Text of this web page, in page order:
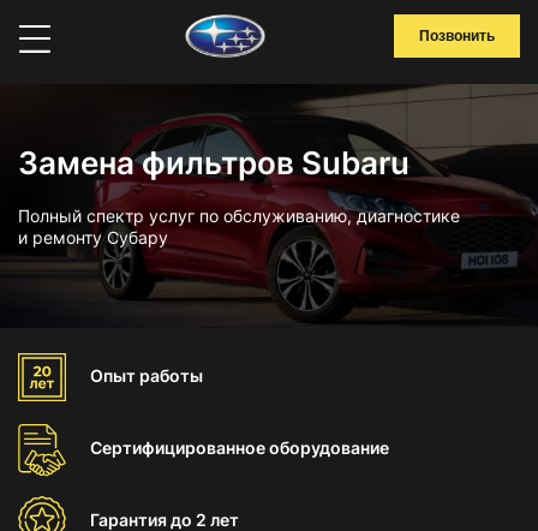
Позвонить
Замена фильтров Subaru
Полный спектр услуг по обслуживанию, диагностике
и ремонту Субару
Опыт работы
Сертифицированноеоборудование
Гарантиядо 2 лет